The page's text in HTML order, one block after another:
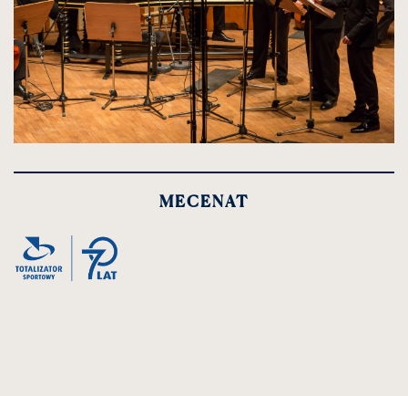
spowoduje
rozmiarów
oryginalnych
MECENAT